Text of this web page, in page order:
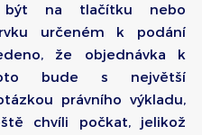
být na tlačítku nebo
určeném k podání
že objednávka k
bude s největší
právního výkladu,
chvíli počkat, jelikož